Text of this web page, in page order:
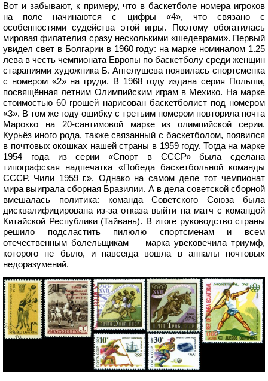
Вот и забывают, к примеру, что в баскетболе номера игроков
на поле начинаются с цифры «4», что связано с
особенностями судейства этой игры. Поэтому обогатилась
мировая филателия сразу несколькими «шедеврами». Первый
увидел свет в Болгарии в 1960 году: на марке номиналом 1.25
лева в честь чемпионата Европы по баскетболу среди женщин
стараниями художника Б. Ангелушева появилась спортсменка
с номером «2» на груди. В 1968 году издана серия Польши,
посвящённая летним Олимпийским играм в Мехико. На марке
стоимостью 60 грошей нарисован баскетболист под номером
«3». В том же году ошибку с третьим номером повторила почта
Марокко на 20-сантимовой марке из олимпийской серии.
Курьёз иного рода, также связанный с баскетболом, появился
в почтовых окошках нашей страны в 1959 году. Тогда на марке
1954 года из серии «Спорт в СССР» была сделана
типографская надпечатка «Победа баскетбольной команды
СССР. Чили 1959 г.». Однако на самом деле тот чемпионат
мира выиграла сборная Бразилии. А в дела советской сборной
вмешалась политика: команда Советского Союза была
дисквалифицирована из-за отказа выйти на матч с командой
Китайской Республики (Тайвань). В итоге руководство страны
решило подсластить пилюлю спортсменам и всем
отечественным болельщикам — марка увековечила триумф,
которого не было, и навсегда вошла в анналы почтовых
недоразумений.